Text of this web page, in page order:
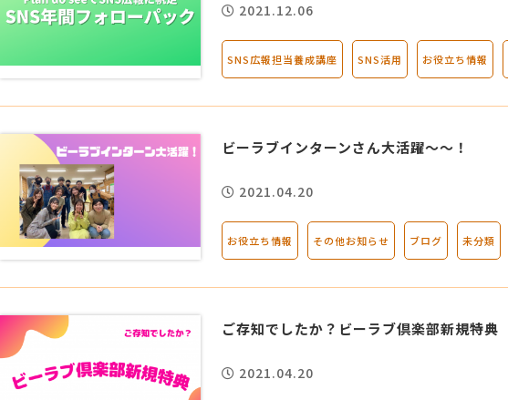
2021.12.06
SNS広報担当養成講座 SNS活用 お役立ち情報
ビーラブインターンさん大活躍～～！
2021.04.20
お役立ち情報 その他お知らせ ブログ 未分類
ご存知でしたか？ビーラブ倶楽部新規特典
2021.04.20